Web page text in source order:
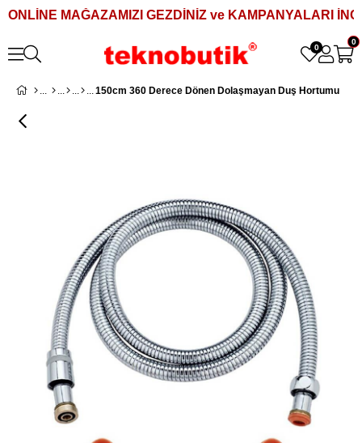
ONLİNE MAĞAZAMIZI GEZDİNİZ ve KAMPANYALARI
0
0
150cm 360 Derece Dönen Dolaşmayan Duş Hortumu